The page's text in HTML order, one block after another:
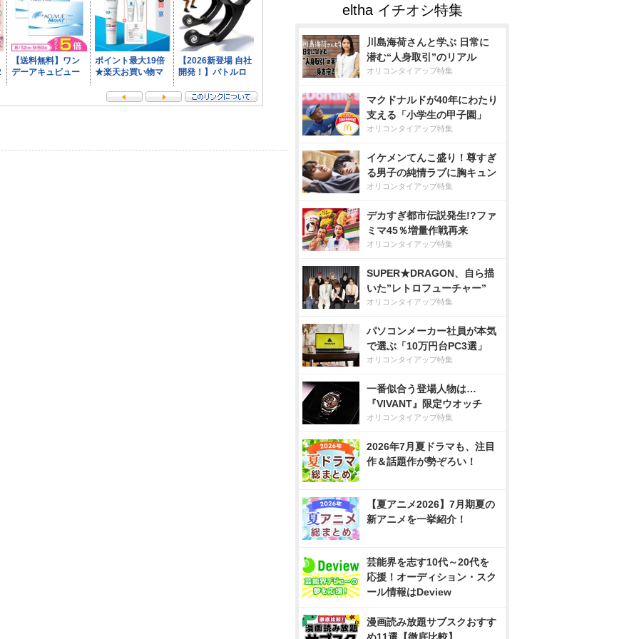
川島海荷さんと学ぶ 日常に
潜む“人身取引”のリアル
オリコンタイアップ特集
マクドナルドが40年にわたり
支える「小学生の甲子園」
オリコンタイアップ特集
イケメンてんこ盛り！尊すぎ
る男子の純情ラブに胸キュン
オリコンタイアップ特集
デカすぎ都市伝説発生!?ファ
ミマ45％増量作戦再来
オリコンタイアップ特集
SUPER★DRAGON、自ら描
いた”レトロフューチャー”
オリコンタイアップ特集
パソコンメーカー社員が本気
で選ぶ「10万円台PC3選」
オリコンタイアップ特集
一番似合う登場人物は…
『VIVANT』限定ウオッチ
オリコンタイアップ特集
2026年7月夏ドラマも、注目
作＆話題作が勢ぞろい！
【夏アニメ2026】7月期夏の
新アニメを一挙紹介！
芸能界を志す10代～20代を
応援！オーディション・スク
ール情報はDeview
漫画読み放題サブスクおすす